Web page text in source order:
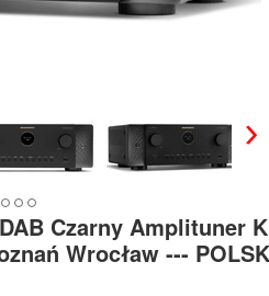
Czarny Amplituner
Wrocław ---